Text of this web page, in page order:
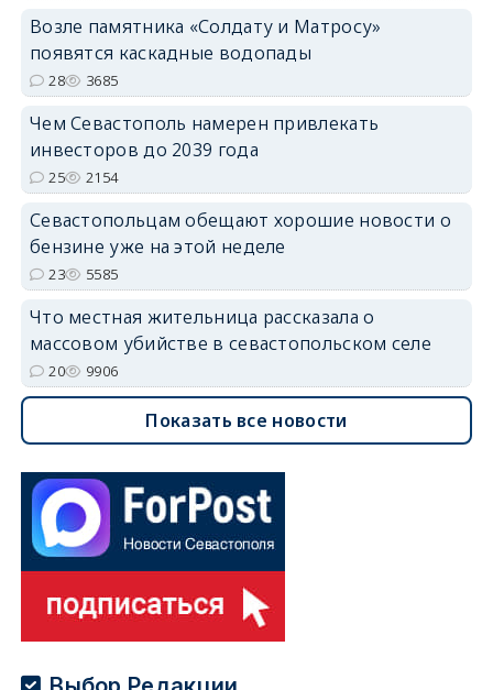
Возле памятника «Солдату и Матросу»
появятся каскадные водопады
28 3685
Чем Севастополь намерен привлекать
инвесторов до 2039 года
25 2154
Севастопольцам обещают хорошие новости о
бензине уже на этой неделе
23 5585
Что местная жительница рассказала о
массовом убийстве в севастопольском селе
20 9906
Показать все новости